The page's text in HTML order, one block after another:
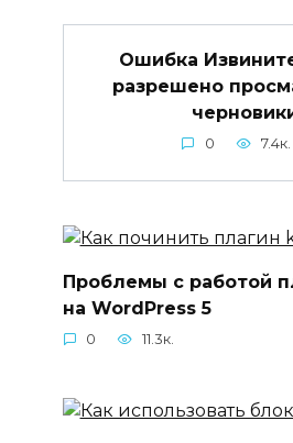
Ошибка
разрешено
0 7.4к.
Проблемы с работой
на WordPress 5
0 11.3к.